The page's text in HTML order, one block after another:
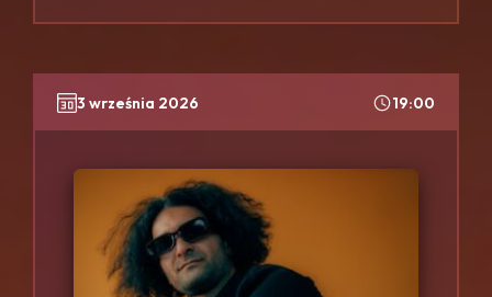
3 września 2026 19:00